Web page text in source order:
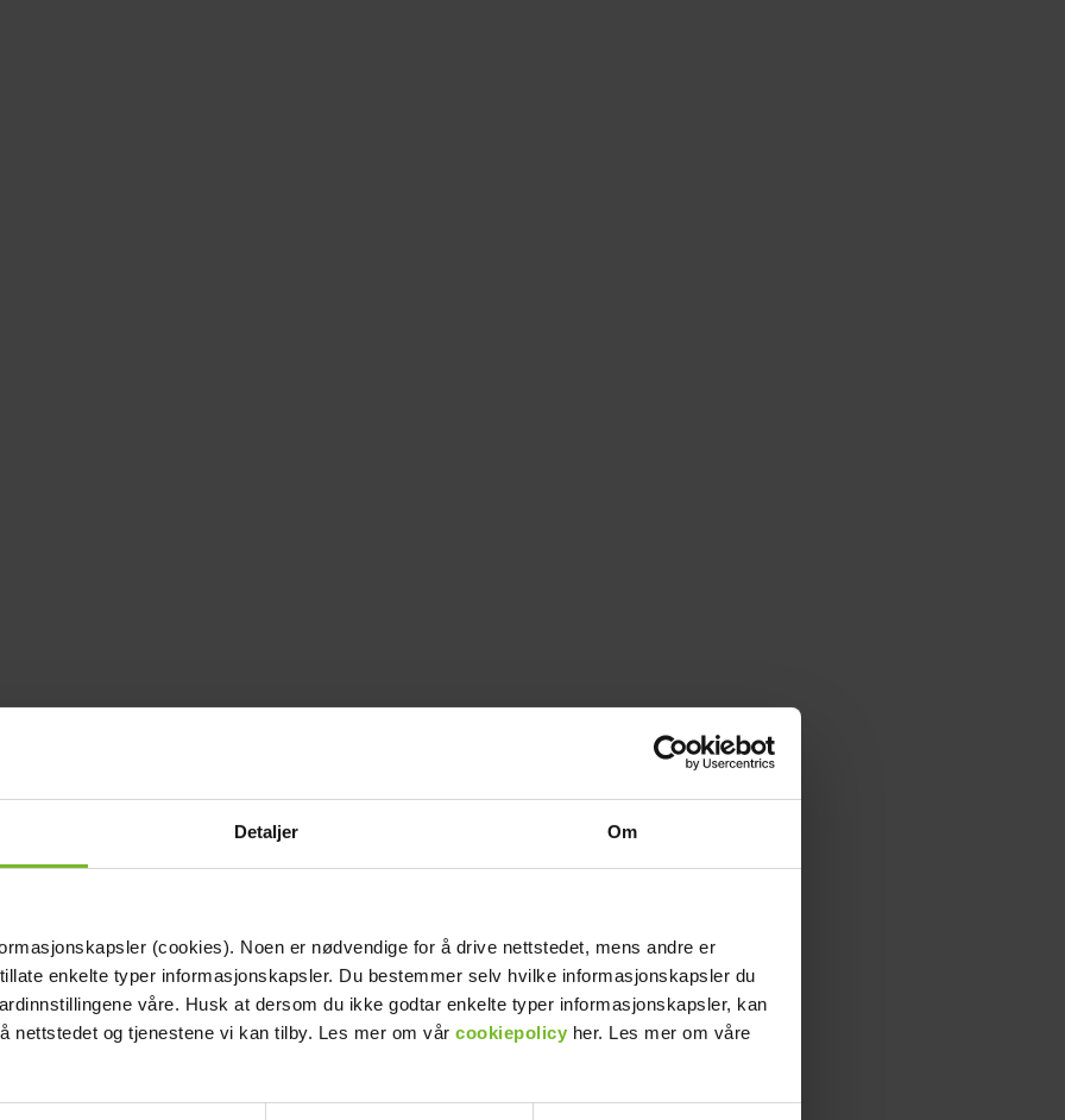
Detaljer Om
(cookies). Noen er nødvendige for å drive nettstedet, mens andre er
enkelte typer informasjonskapsler. Du bestemmer selv hvilke informasjonskapsler du
våre. Husk at dersom du ikke godtar enkelte typer informasjonskapsler, kan
nettstedet og tjenestene vi kan tilby. Les mer om vår cookiepolicy her. Les mer om våre